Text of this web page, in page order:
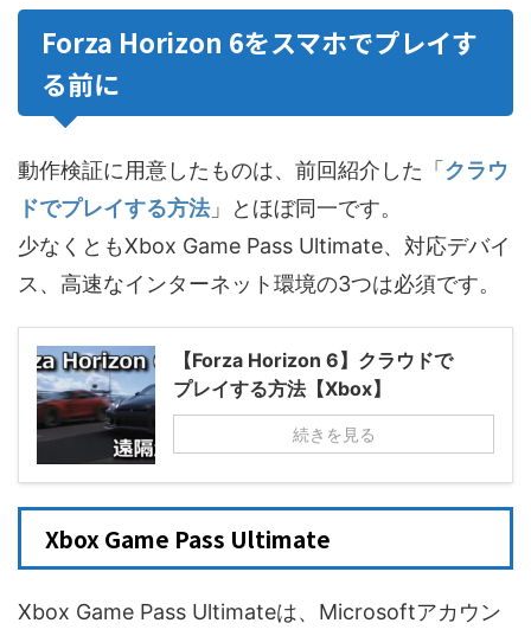
Forza Horizon 6をスマホでプレイす
る前に
動作検証に用意したものは、前回紹介した「 クラウ
ドでプレイする方法」とほぼ同一です。
少なくともXbox Game Pass Ultimate、対応デバイ
ス、高速なインターネット環境の3つは必須です。
【Forza Horizon 6】クラウドで
プレイする方法【Xbox】
続きを見る
Xbox Game Pass Ultimate
Xbox Game Pass Ultimateは、Microsoftアカウン